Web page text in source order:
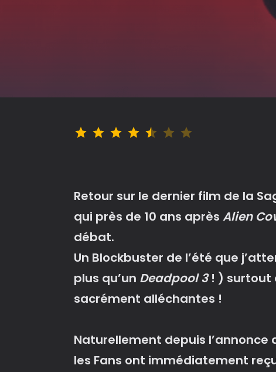
Retour sur le dernier film de la
qui près de 10 ans après Alien
débat.
Un Blockbuster de l’été que
plus qu’un Deadpool 3! ) surtout
sacrément alléchantes !
Naturellement depuis l’annonce
les Fans ont immédiatement